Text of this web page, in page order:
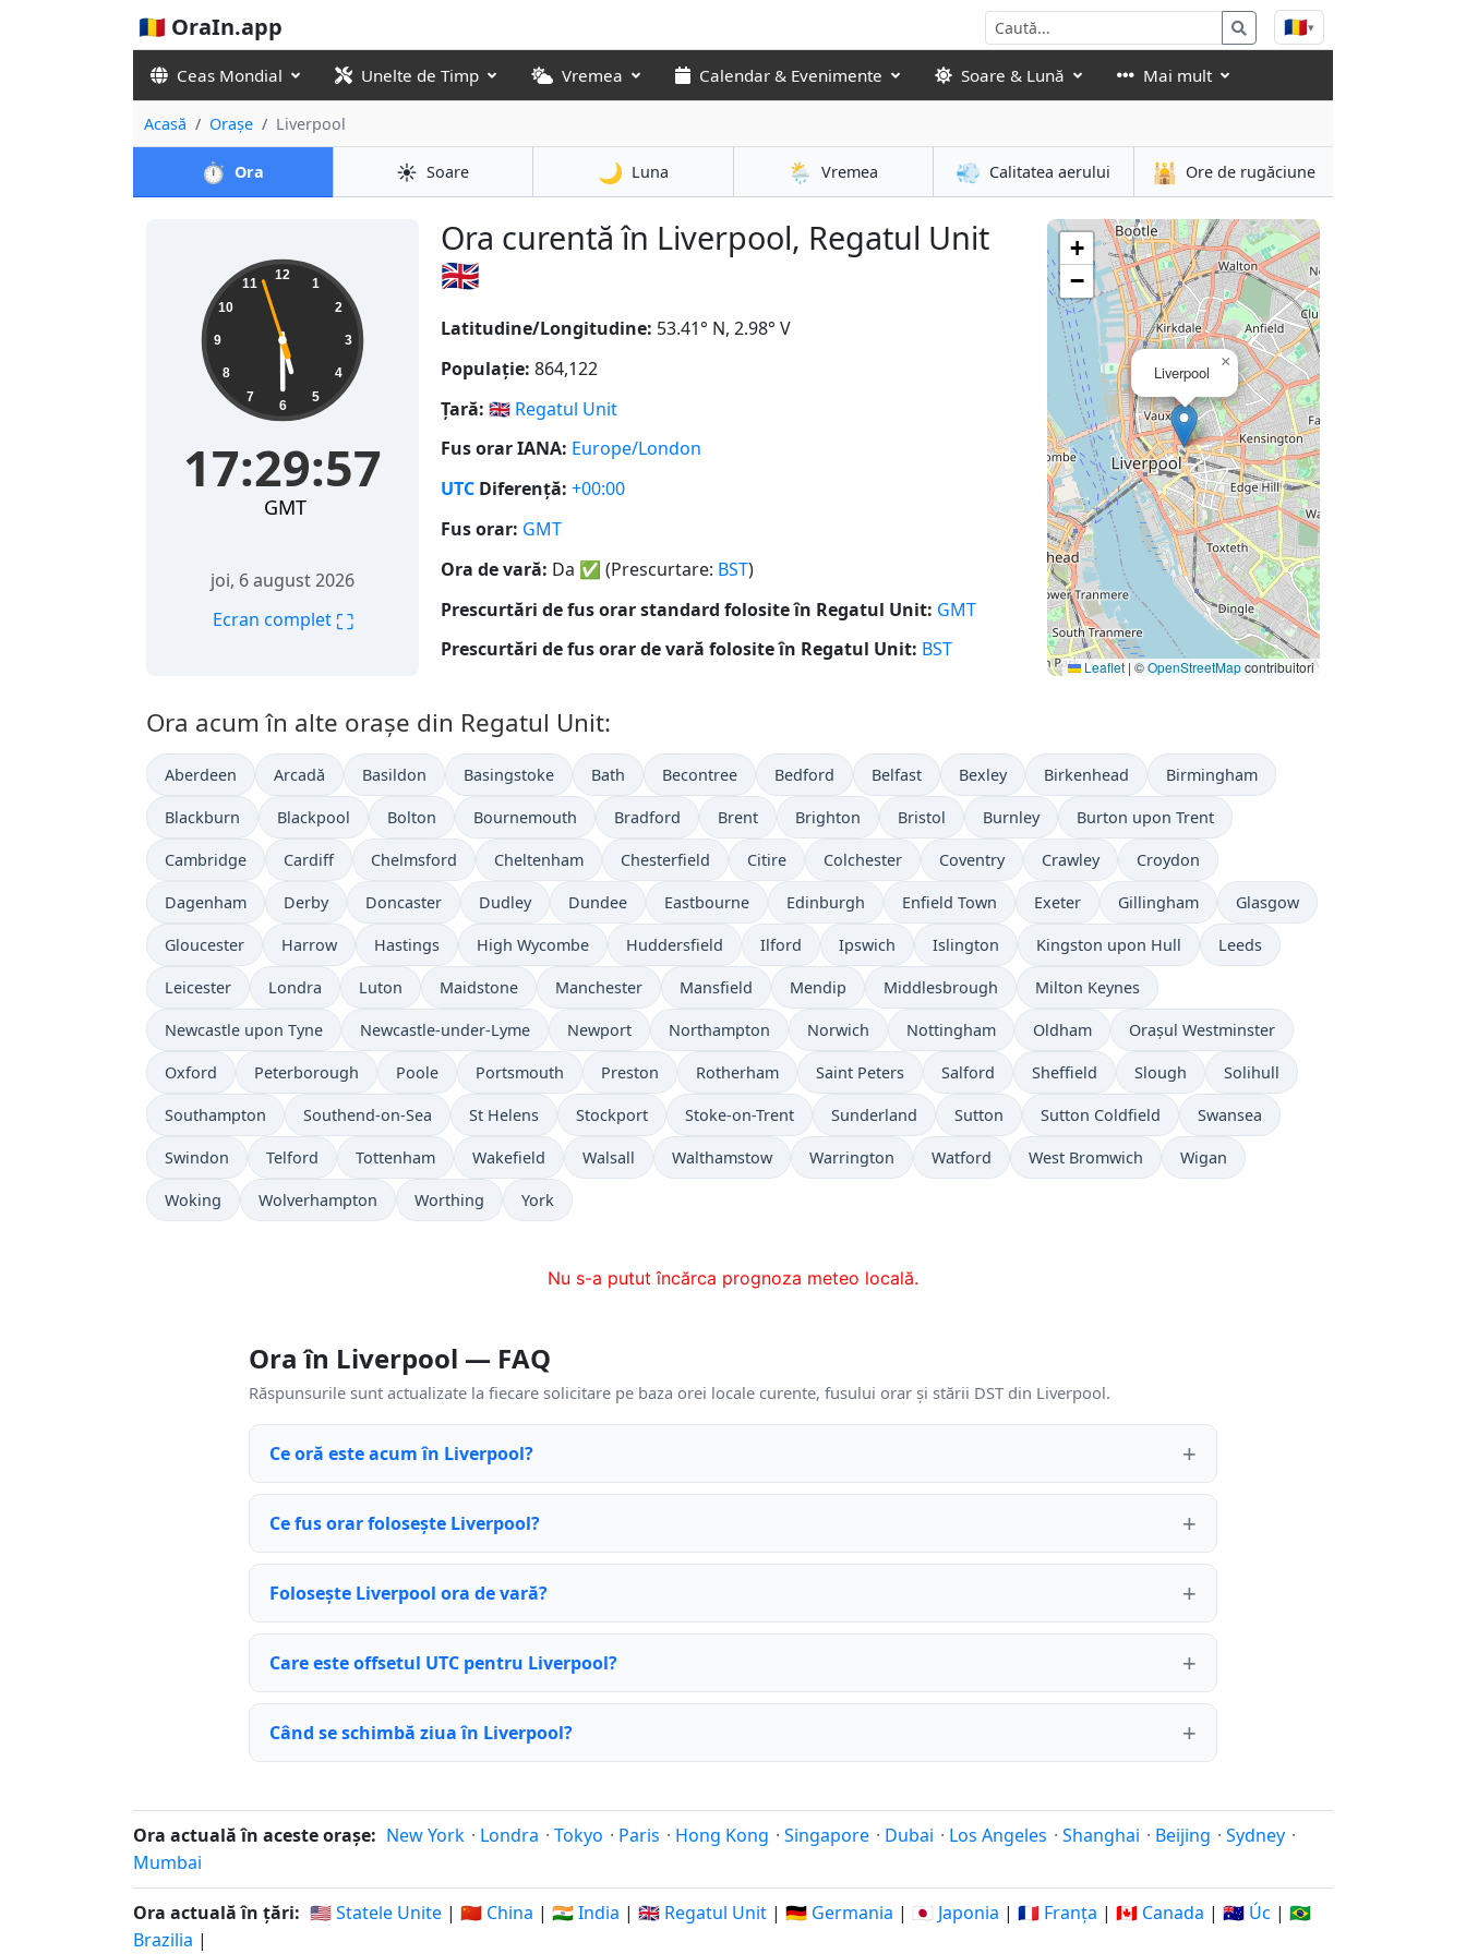
🇷🇴 OraIn.app 🇷🇴▾
Ceas Mondial Unelte de Timp Vremea Calendar & Evenimente Soare & Lună Mai mult
Acasă Orașe Liverpool
⏱️ Ora ☀️ Soare 🌙 Luna 🌦️ Vremea 💨 Calitatea aerului 🕌 Ore de rugăciune
Ora curentă în Liverpool, Regatul Unit
🇬🇧
17:29:58 12
1
2
3
4
5
6
7
8
9
10
11
17:29:58
GMT
joi, 6 august 2026
Ecran complet ⛶
Latitudine/Longitudine: 53.41° N, 2.98° V
Populație: 864,122
Țară: 🇬🇧 Regatul Unit
Fus orar IANA: Europe/London
UTC Diferență: +00:00
Fus orar: GMT
Ora de vară: Da ✅ (Prescurtare: BST)
Prescurtări de fus orar standard folosite în Regatul Unit: GMT
Prescurtări de fus orar de vară folosite în Regatul Unit: BST
Liverpool
×
+
−
Leaflet |©OpenStreetMapcontribuitori
Ora acum în alte orașe din Regatul Unit:
Aberdeen Arcadă Basildon Basingstoke Bath Becontree Bedford Belfast Bexley Birkenhead Birmingham
Blackburn Blackpool Bolton Bournemouth Bradford Brent Brighton Bristol Burnley Burton upon Trent
Cambridge Cardiff Chelmsford Cheltenham Chesterfield Citire Colchester Coventry Crawley Croydon
Dagenham Derby Doncaster Dudley Dundee Eastbourne Edinburgh Enfield Town Exeter Gillingham Glasgow
Gloucester Harrow Hastings High Wycombe Huddersfield Ilford Ipswich Islington Kingston upon Hull Leeds
Leicester Londra Luton Maidstone Manchester Mansfield Mendip Middlesbrough Milton Keynes
Newcastle upon Tyne Newcastle-under-Lyme Newport Northampton Norwich Nottingham Oldham Orașul Westminster
Oxford Peterborough Poole Portsmouth Preston Rotherham Saint Peters Salford Sheffield Slough Solihull
Southampton Southend-on-Sea St Helens Stockport Stoke-on-Trent Sunderland Sutton Sutton Coldfield Swansea
Swindon Telford Tottenham Wakefield Walsall Walthamstow Warrington Watford West Bromwich Wigan
Woking Wolverhampton Worthing York
Nu s-a putut încărca prognoza meteo locală.
Ora în Liverpool — FAQ
Răspunsurile sunt actualizate la fiecare solicitare pe baza orei locale curente, fusului orar și stării DST din Liverpool.
Ce oră este acum în Liverpool?
Ce fus orar folosește Liverpool?
Folosește Liverpool ora de vară?
Care este offsetul UTC pentru Liverpool?
Când se schimbă ziua în Liverpool?
Ora actuală în aceste orașe: New York · Londra · Tokyo · Paris · Hong Kong · Singapore · Dubai · Los Angeles · Shanghai · Beijing · Sydney ·
Mumbai
Ora actuală în țări: 🇺🇸 Statele Unite | 🇨🇳 China | 🇮🇳 India | 🇬🇧 Regatul Unit | 🇩🇪 Germania | 🇯🇵 Japonia | 🇫🇷 Franța | 🇨🇦 Canada | 🇦🇺 Úc | 🇧🇷
Brazilia |